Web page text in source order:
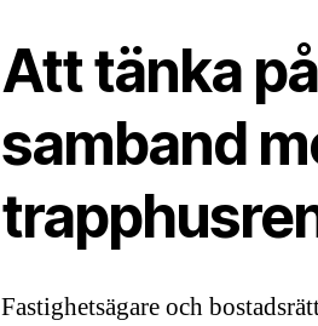
Att tänka
samband
Fastighetsägare och